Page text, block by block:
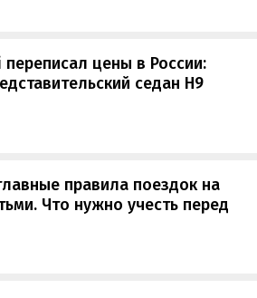
переписал цены в России:
седан H9
правила поездок на
Что нужно учесть перед